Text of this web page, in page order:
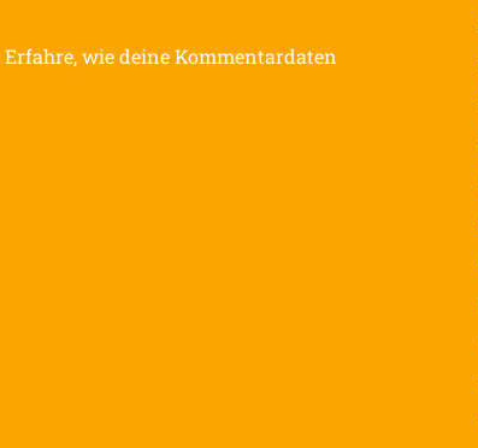
Erfahre, wie deine Kommentardaten